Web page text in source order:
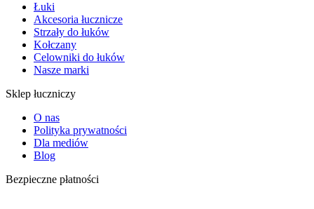
Łuki
Akcesoria łucznicze
Strzały do łuków
Kołczany
Celowniki do łuków
Nasze marki
Sklep łuczniczy
O nas
Polityka prywatności
Dla mediów
Blog
Bezpieczne płatności